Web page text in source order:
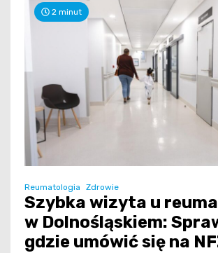
2 minut
Reumatologia Zdrowie
Szybka wizyta u
w Dolnośląskiem:
gdzie umówić się na